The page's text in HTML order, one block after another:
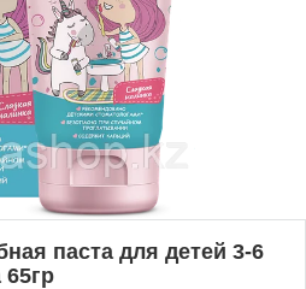
паста для детей 3-6